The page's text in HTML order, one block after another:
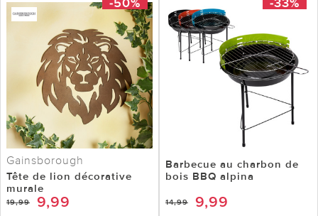
Gainsborough
Tête de lion décorative
murale
19,99 9,99
Barbecue au charbon de
bois BBQ alpina
14,99 9,99